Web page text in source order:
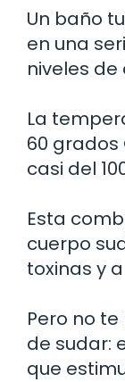
Un baño
en una
niveles
La
60 grados
casi del
Esta
cuerpo
toxinas y
Pero no
de sudar:
que